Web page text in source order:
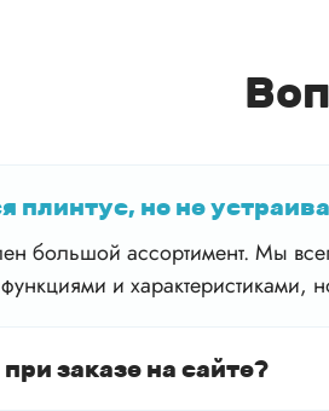
плинтус, но не
большой ассортимент. Мы
и характеристиками,
заказе на сайте?